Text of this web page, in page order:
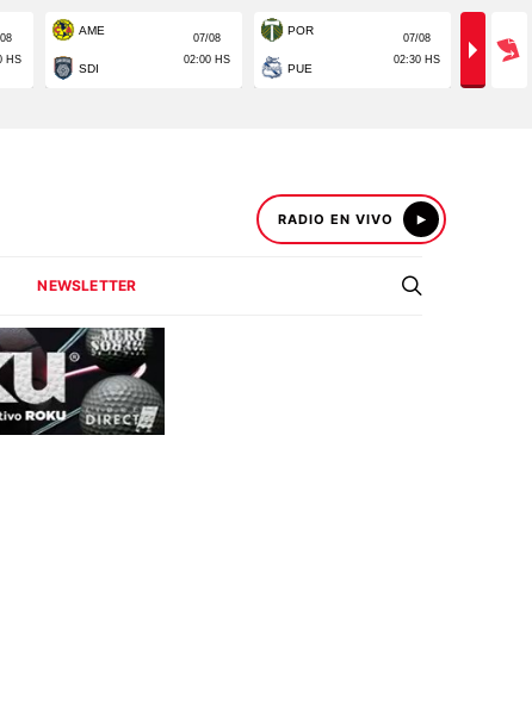
RADIO EN VIVO
NEWSLETTER